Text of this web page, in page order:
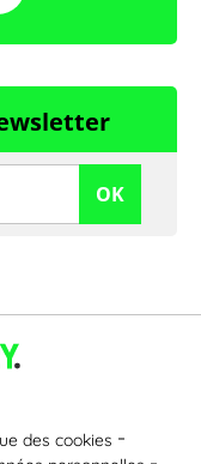
OK
des cookies